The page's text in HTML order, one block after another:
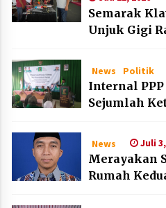
Semarak
Unjuk Gigi
News Politik
Internal
Sejumlah
News Juli
Merayakan
Rumah